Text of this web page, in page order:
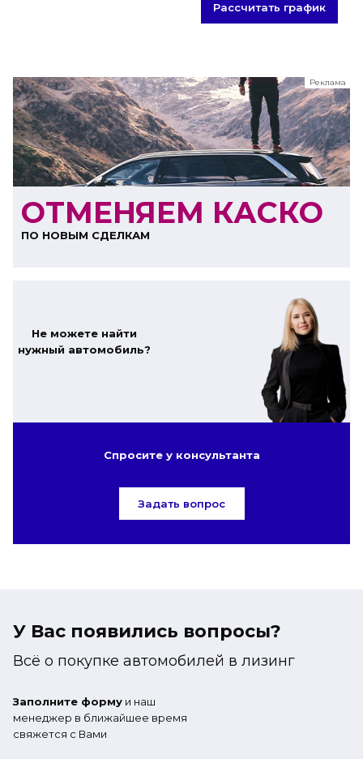
Рассчитать график
Реклама
ООО "ЛК Эволюция"
ИНН 9724016636
erid: nyi26TK8Sykg5SPCgA2w5MdVpLC2ggii
ОТМЕНЯЕМ КАСКО
ПО НОВЫМ СДЕЛКАМ
Не можете найти
нужный автомобиль?
Спросите у консультанта
Задать вопрос
У Вас появились вопросы?
Всё о покупке автомобилей в лизинг
Заполните форму и наш
менеджер в ближайшее время
свяжется с Вами